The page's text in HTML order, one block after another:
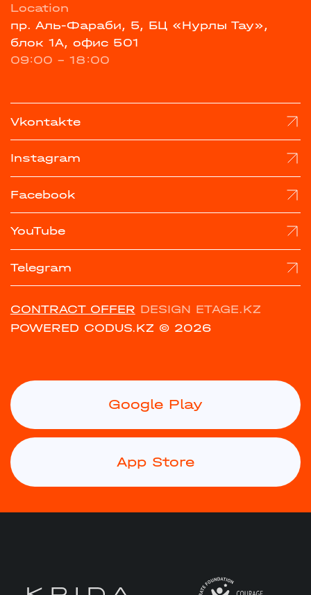
Location
пр. Аль-Фараби, 5, БЦ «Нурлы Тау»,
блок 1А, офис 501
09:00 - 18:00
Vkontakte
Instagram
Facebook
YouTube
Telegram
CONTRACT OFFER DESIGN ETAGE.KZ
POWERED CODUS.KZ © 2026
Google Play
App Store